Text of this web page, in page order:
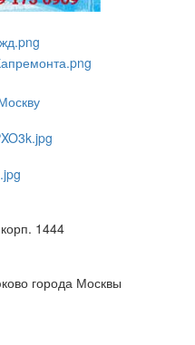
1444
города Москвы